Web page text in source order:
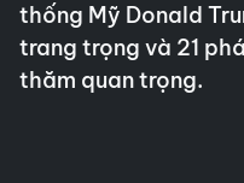
thống Mỹ Donald
trang trọng và 21
thăm quan trọng.